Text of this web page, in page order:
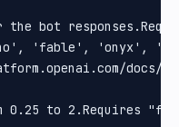
the bot
'fable', 'onyx',
docs/
0.25 to 2.Requires